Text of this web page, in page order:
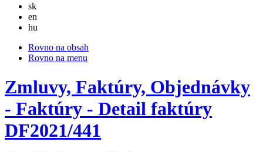
skSlovensky
en
hu
Rovno na obsah
Rovno na menu
Zmluvy, Faktúry, Objednávky
- Faktúry - Detail faktúry
DF2021/441